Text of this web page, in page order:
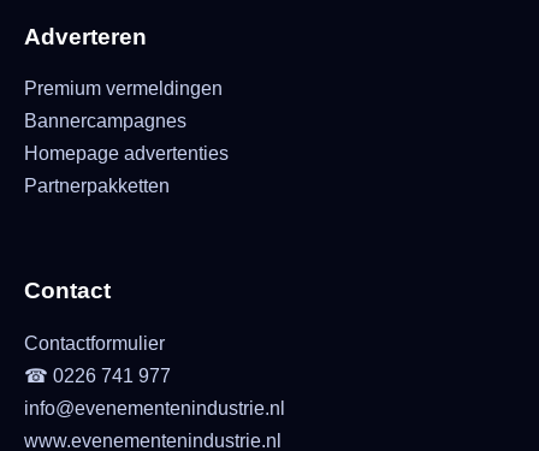
Adverteren
Premium vermeldingen
Bannercampagnes
Homepage advertenties
Partnerpakketten
Contact
Contactformulier
☎ 0226 741 977
info@evenementenindustrie.nl
www.evenementenindustrie.nl